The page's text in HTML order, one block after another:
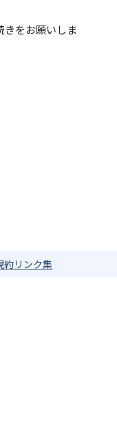
きをお願いしま
約リンク集